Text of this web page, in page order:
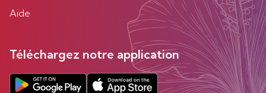
Aide
Téléchargez notre application